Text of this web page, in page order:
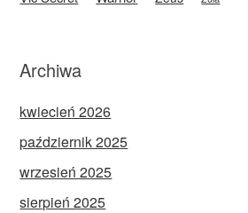
Archiwa
kwiecień 2026
październik 2025
wrzesień 2025
sierpień 2025